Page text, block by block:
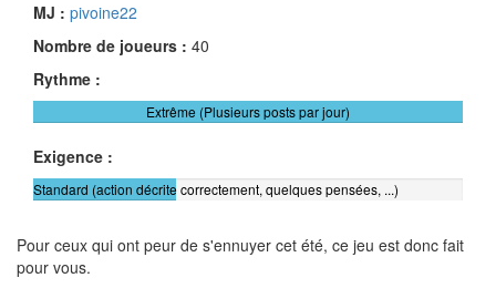
MJ : pivoine22
Nombre de joueurs : 40
Rythme :
Extrême (Plusieurs posts par jour)
Exigence :
Standard (action décrite correctement, quelques pensées, ...)
Pour ceux qui ont peur de s'ennuyer cet été, ce jeu est donc fait
pour vous.